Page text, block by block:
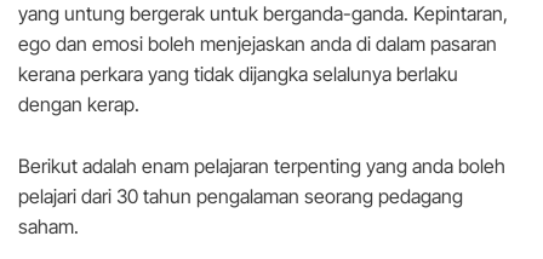
yang untung bergerak untuk berganda-ganda. Kepintaran,
ego dan emosi boleh menjejaskan anda di dalam pasaran
kerana perkara yang tidak dijangka selalunya berlaku
dengan kerap.
Berikut adalah enam pelajaran terpenting yang anda boleh
pelajari dari 30 tahun pengalaman seorang pedagang
saham.